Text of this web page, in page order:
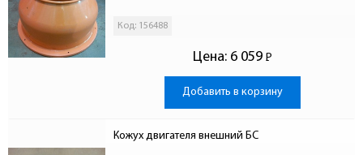
Код: 156488
Цена: 6 059 Р
-
Добавить в корзину
Кожух двигателя внешний БС